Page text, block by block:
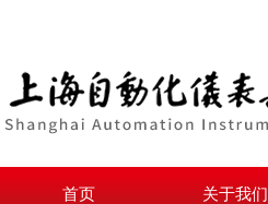
首页 关于我们